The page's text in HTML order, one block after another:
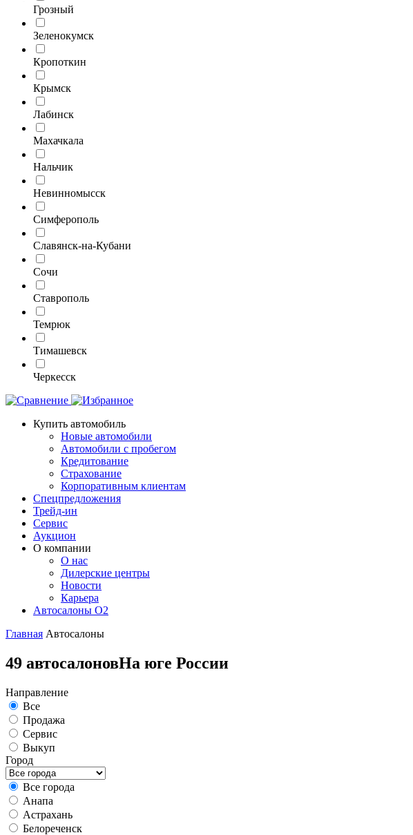
Грозный
Зеленокумск
Кропоткин
Крымск
Лабинск
Махачкала
Нальчик
Невинномысск
Симферополь
Славянск-на-Кубани
Сочи
Ставрополь
Темрюк
Тимашевск
Черкесск
Купить автомобиль
Новые автомобили
Автомобили с пробегом
Кредитование
Страхование
Корпоративным клиентам
Спецпредложения
Трейд-ин
Сервис
Аукцион
О компании
О нас
Дилерские центры
Новости
Карьера
Автосалоны O2
Главная Автосалоны
49 автосалоновНа юге России
Направление
Все
Продажа
Сервис
Выкуп
Город
Все города
Анапа
Астрахань
Белореченск